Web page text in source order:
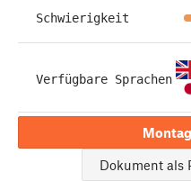
Schwierigkeit
Verfügbare Sprachen
Dokument als